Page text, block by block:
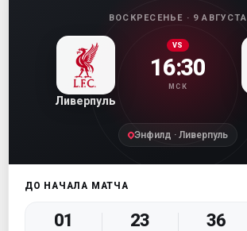
ВОСКРЕСЕНЬЕ · 9 АВГУСТА
Ливерпуль
VS
16:30
МСК
Энфилд · Ливерпуль
ДО НАЧАЛА МАТЧА
01 23 36